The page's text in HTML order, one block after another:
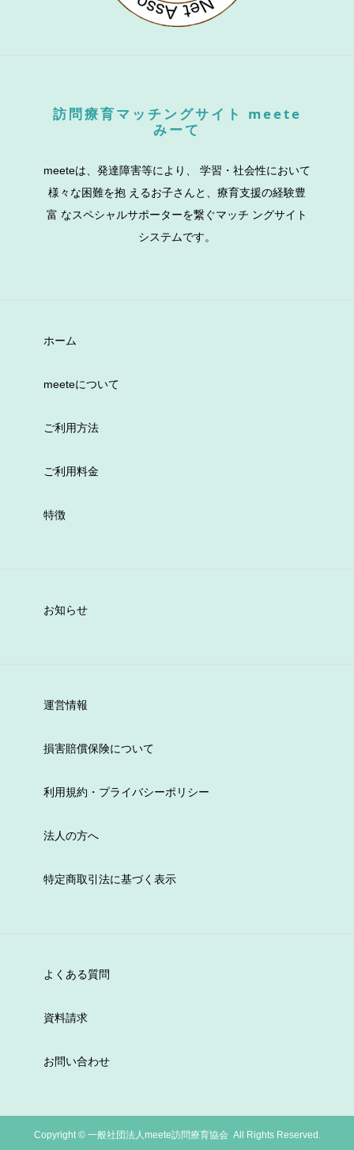
訪問療育マッチングサイト meete
みーて
meeteは、発達障害等により、 学習・社会性において
様々な困難を抱 えるお子さんと、療育支援の経験豊
富 なスペシャルサポーターを繋ぐマッチ ングサイト
システムです。
ホーム
meeteについて
ご利用方法
ご利用料金
特徴
お知らせ
運営情報
損害賠償保険について
利用規約・プライバシーポリシー
法人の方へ
特定商取引法に基づく表示
よくある質問
資料請求
お問い合わせ
Copyright ©一般社団法人meete訪問療育協会 All Rights Reserved.